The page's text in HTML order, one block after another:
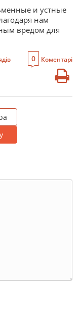
и устные
нам
вредом для
0 Коментарі